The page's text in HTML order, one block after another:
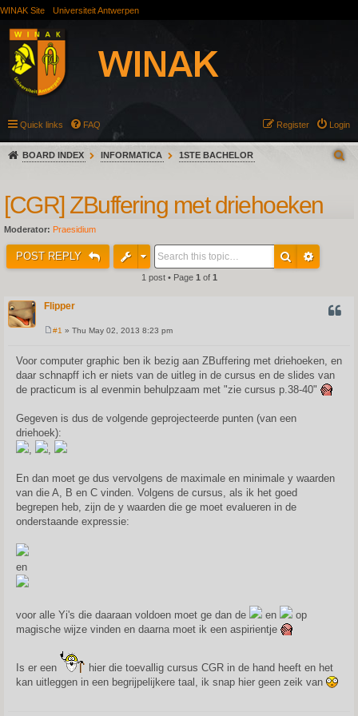
WINAK Site Universiteit Antwerpen
Quick links FAQ Login
Register
BOARD INDEX INFORMATICA 1STE BACHELOR
[CGR] ZBuffering met driehoeken
Moderator: Praesidium
POST REPLY
1 post • Page 1 of 1
Flipper
t
#1 » Thu May 02, 2013 8:23 pm
Voor computer graphic ben ik bezig aan ZBuffering met driehoeken, en
daar schnapff ich er niets van de uitleg in de cursus en de slides van
de practicum is al evenmin behulpzaam met "zie cursus p.38-40"
Gegeven is dus de volgende geprojecteerde punten (van een
driehoek):
,
,
En dan moet ge dus vervolgens de maximale en minimale y waarden
van die A, B en C vinden. Volgens de cursus, als ik het goed
begrepen heb, zijn de y waarden die ge moet evalueren in de
onderstaande expressie:
en
voor alle Yi's die daaraan voldoen moet ge dan de en
op
magische wijze vinden en daarna moet ik een aspirientje
Is er een
hier die toevallig cursus CGR in de hand heeft en het
kan uitleggen in een begrijpelijkere taal, ik snap hier geen zeik van